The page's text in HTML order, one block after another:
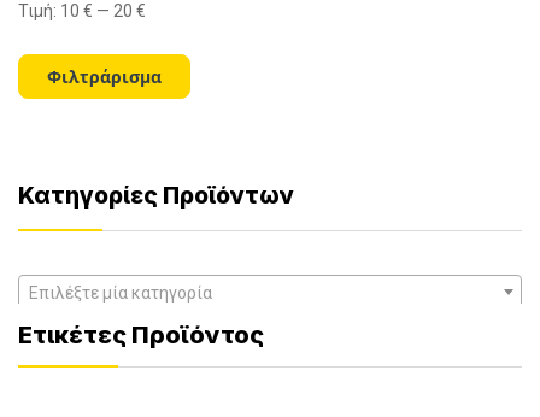
Ελάχιστη
Μέγιστη
Φιλτράρισμα
Τιμή: 10 € — 20 €
Κατηγορίες Προϊόντων
Επιλέξτε μία κατηγορία
Ετικέτες Προϊόντος